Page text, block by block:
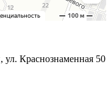
Краснознаменная 50